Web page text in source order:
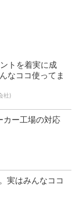
トを着実に成
なココ使ってま
社)
カー工場の対応
実はみんなココ